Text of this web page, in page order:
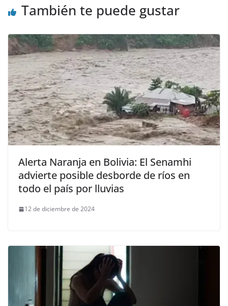
También te puede gustar
Alerta Naranja en Bolivia: El Senamhi
advierte posible desborde de ríos en
todo el país por lluvias
12 de diciembre de 2024